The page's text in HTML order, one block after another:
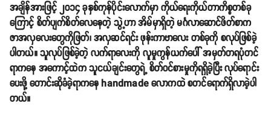
အချိန်အားဖြင့် ၂၀၁၄ ခုနှစ်ကုန်ပိုင်းလောက်မှာ ကိုယ်ရေးကိုယ်တာကိစ္စတစ်ခု
ကြောင့် စိတ်ပျက်စိတ်လေနေတဲ့ သွဲ့ဟာ အိမ်မှာရှိတဲ့ မင်္ဂလာဆောင်ဖိတ်စာက
ဇာအလှလေးတွေကိုဖြတ်၊ အလှဆင်ရင်း ဖုန်းကာဗာလေး တစ်ခုကို စလုပ်ဖြစ်ခဲ့
ပါတယ်။ သူလုပ်ဖြစ်ခဲ့တဲ့ လက်ရာလေးကို လူမှုကွန်ယက်ပေါ် အမှတ်တရပုံတင်
ရာကနေ အကောင့်ထဲက သူငယ်ချင်းတွေရဲ့ စိတ်ဝင်စားမှုကိုရရှိခဲ့ပြီး လုပ်ရောင်း
ပေးဖို့ တောင်းဆိုခံခဲ့ရာကနေ handmade လောကထဲ စတင်ရောက်ရှိလာခဲ့ပါ
တယ်။